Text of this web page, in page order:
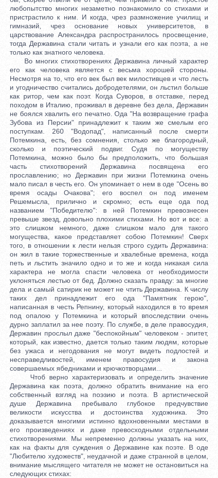
любопытство многих незаметно познакомило со стихами и
пристрастило к ним. И когда, чрез размножение училищ и
гимназий, чрез основание новых университетов, в
царствование Александра распространилось просвещение,
тогда Державина стали читать и узнали его как поэта, а не
только как знатного человека.
Во многих стихотворениях Державина личный характер
его как человека является с весьма хорошей стороны.
Несмотря на то, что его век был век милостивцев и что лесть
и угодничество считались добродетелями, он льстил больше
как ритор, чем как поэт. Когда Суворов, в отставке, перед
походом в Италию, проживал в деревне без дела, Державин
не боялся хвалить его печатно. Ода "На возвращение графа
Зубова из Персии" принадлежит к таким же смелым его
поступкам. 260 "Водопад", написанный после смерти
Потемкина, есть, без сомнения, столько же благородный,
сколько и поэтический подвиг. Судя по могуществу
Потемкина, можно было бы предположить, что большая
часть стихотворений Державина посвящена его
прославлению; но Державин при жизни Потемкина очень
мало писал в честь его. Он упоминает о нем в оде "Осень во
время осады Очакова"; его воспел он под именем
Решемысла, прилично и скромно; есть еще ода под
названием "Победителю": в ней Потемкин превознесен
превыше звезд, довольно плохими стихами. Но вот и все: а
это слишком немного, даже слишком мало для такого
могущества, какое представляет собою Потемкин! Сверх
того, в отношении к лести нельзя строго судить Державина:
он жил в такие торжественные и хвалебные времена, когда
петь и льстить значило одно и то же и когда никакая сила
характера не могла спасти человека от необходимости
уклоняться лестью от бед. Должно сказать правду: за многие
дела и самый сатирик не может не чтить Державина. К числу
таких дел принадлежит его ода "Памятник герою",
написанная в честь Репнину, который находился в то время
под опалою у Потемкина и который впоследствии очень
дурно заплатил за нее поэту. По службе, в деле правосудия,
Державин прослыл даже "беспокойным" человеком - эпитет,
который, как известно, дается только таким людям, которые
без ужаса и негодования не могут видеть подлостей и
несправедливостей, именем правосудия и закона
совершаемых ябедниками и крючкотворцами...
Чтоб верно характеризовать и определить значение
Державина как поэта, должно обратить внимание на его
собственный взгляд на поэзию и поэта. В артистической
душе Державина пребывало глубокое предчувствие
великости искусства и достоинства художника. Это
доказывается многими истинно вдохновенными местами в
его произведениях и даже превосходными отдельными
стихотворениями. Мы непременно должны указать на них,
как на факты для суждения о Державине как поэте. В оде
"Любителю художеств", неудачной и даже странной в целом,
внимание мыслящего читателя не может не остановиться на
следующих стихах: